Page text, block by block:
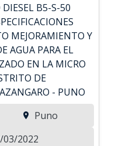
B5-S-50
MEJORAMIENTO Y
AGUA PARA EL
EN LA MICRO
DE
- PUNO
Puno
03/2022